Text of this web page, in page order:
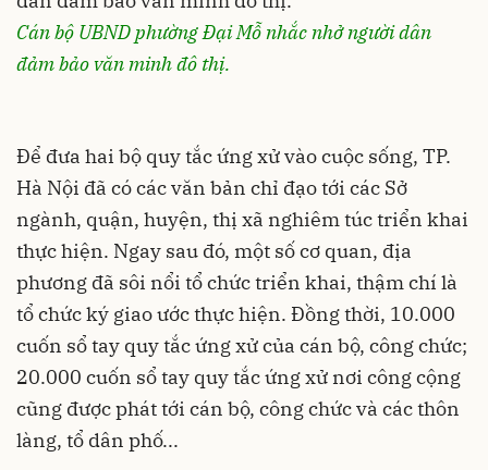
Cán bộ UBND phường Đại Mỗ nhắc nhở người dân
đảm bảo văn minh đô thị.
Để đưa hai bộ quy tắc ứng xử vào cuộc sống, TP.
Hà Nội đã có các văn bản chỉ đạo tới các Sở
ngành, quận, huyện, thị xã nghiêm túc triển khai
thực hiện. Ngay sau đó, một số cơ quan, địa
phương đã sôi nổi tổ chức triển khai, thậm chí là
tổ chức ký giao ước thực hiện. Đồng thời, 10.000
cuốn sổ tay quy tắc ứng xử của cán bộ, công chức;
20.000 cuốn sổ tay quy tắc ứng xử nơi công cộng
cũng được phát tới cán bộ, công chức và các thôn
làng, tổ dân phố...